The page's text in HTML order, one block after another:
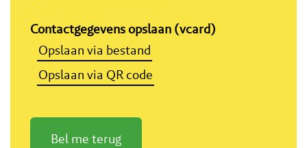
Contactgegevens opslaan (vcard)
Opslaan via bestand
Opslaan via QR code
Bel me terug